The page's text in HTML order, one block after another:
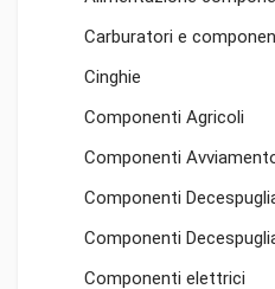
Carburatori e
Cinghie
Componenti Agricoli
Componenti
Componenti
Componenti
Componenti elettrici